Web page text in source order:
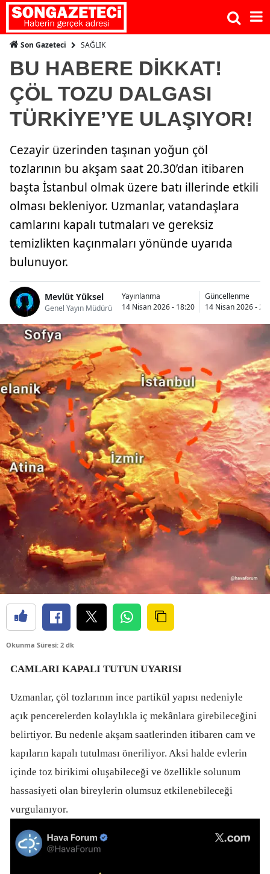
Son Gazeteci SAĞLIK
BU HABERE DİKKAT!
ÇÖL TOZU DALGASI
TÜRKİYE’YE ULAŞIYOR!
Cezayir üzerinden taşınan yoğun çöl
tozlarının bu akşam saat 20.30’dan itibaren
başta İstanbul olmak üzere batı illerinde etkili
olması bekleniyor. Uzmanlar, vatandaşlara
camlarını kapalı tutmaları ve gereksiz
temizlikten kaçınmaları yönünde uyarıda
bulunuyor.
Mevlüt Yüksel
Genel Yayın Müdürü
Yayınlanma
14 Nisan 2026 - 18:20
Güncellenme
14 Nisan 2026 -
Okunma Süresi: 2 dk
CAMLARI KAPALI TUTUN UYARISI
Uzmanlar, çöl tozlarının ince partikül yapısı nedeniyle
açık pencerelerden kolaylıkla iç mekânlara girebileceğini
belirtiyor. Bu nedenle akşam saatlerinden itibaren cam ve
kapıların kapalı tutulması öneriliyor. Aksi halde evlerin
içinde toz birikimi oluşabileceği ve özellikle solunum
hassasiyeti olan bireylerin olumsuz etkilenebileceği
vurgulanıyor.